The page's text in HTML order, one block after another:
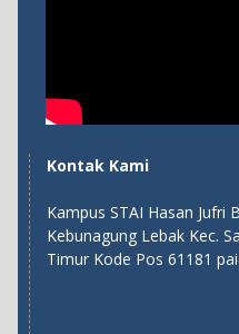
Kontak Kami
Kampus STAI Hasan Jufri
Kebunagung Lebak Kec.
Timur Kode Pos 61181